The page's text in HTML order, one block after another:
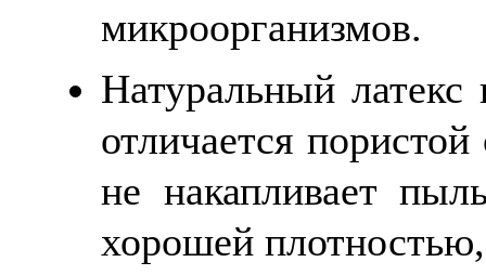
микроорганизмов.
Натуральный латекс
отличается
не накапливает
хорошей